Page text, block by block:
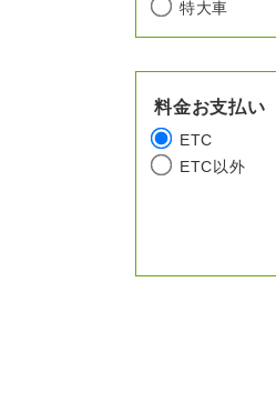
特大車
料金お支払い
ETC
ETC以外